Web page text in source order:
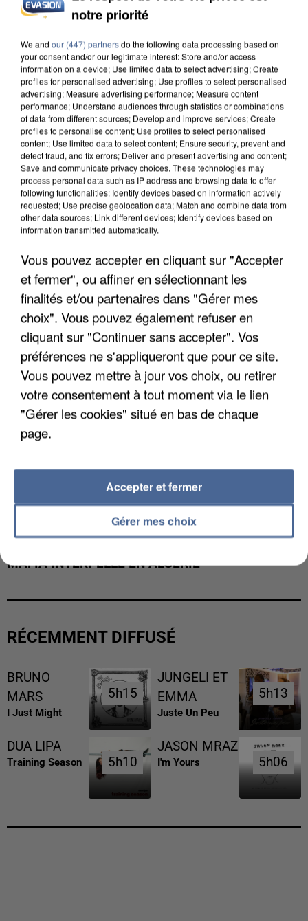
INCENDIES : L’ÎLE-DE-FRANCE LANCE UN ÉLAN
APRÈS TOUTES CES CANICULES, LES REFUGES
DE FAUNE SAUVAGE SONT...
MAFIA INTERPELLÉ EN ALGÉRIE
RÉCEMMENT DIFFUSÉ
BRUNO
MARS
I Just Might
5h15
5h15
JUNGELI ET
EMMA
Juste Un Peu
5h13
5h13
DUA LIPA
Training Season 5h10
5h10
JASON MRAZ
I'm Yours 5h06
5h06
notre priorité
We and our (447) partnersdo the following data processing based on
your consent and/or our legitimate interest: Store and/or access
information on a device; Use limited data to select advertising; Create
profiles for personalised advertising; Use profiles to select personalised
advertising; Measure advertising performance; Measure content
performance; Understand audiences through statistics or combinations
of data from different sources; Develop and improve services; Create
profiles to personalise content; Use profiles to select personalised
content; Use limited data to select content; Ensure security, prevent and
detect fraud, and fix errors; Deliver and present advertising and content;
Save and communicate privacy choices. These technologies may
process personal data such as IP address and browsing data to offer
following functionalities: Identify devices based on information actively
requested; Use precise geolocation data; Match and combine data from
other data sources; Link different devices; Identify devices based on
information transmitted automatically.
Vous pouvez accepter en cliquant sur "Accepter
et fermer", ou affiner en sélectionnant les
finalités et/ou partenaires dans "Gérer mes
choix". Vous pouvez également refuser en
cliquant sur "Continuer sans accepter". Vos
préférences ne s'appliqueront que pour ce site.
Vous pouvez mettre à jour vos choix, ou retirer
votre consentement à tout moment via le lien
"Gérer les cookies" situé en bas de chaque
page.
Gérer mes choix
Accepter et fermer